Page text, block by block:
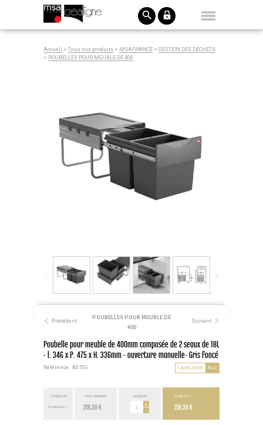
Accueil > Tous nos produits > MSAFRANCE > GESTION DES DECHETS
> POUBELLES POUR MEUBLE DE 400
Précédent
POUBELLES POUR MEUBLE DE
400
Suivant
Poubelle pour meuble de 400mm composée de 2 seaux de 18L
- l. 346 x P. 475 x H. 336mm - ouverture manuelle- Gris foncé
Référence : B373G CATALOGUE B22
CONDITION
Point euros
PRIX UNITAIRE
218,30 €
QUANTITÉ
+
-
TOTAL H.T.
218,30 €